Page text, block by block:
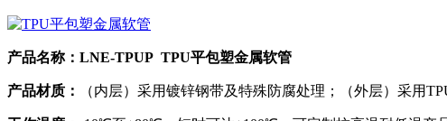
产品名称：LNE-TPUP TPU平包塑金属软管
产品材质： （内层）采用镀锌钢带及特殊防腐处理；（外层）采用